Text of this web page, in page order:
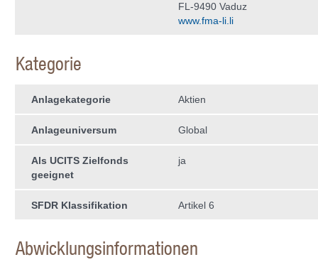
FL-9490 Vaduz
www.fma-li.li
Kategorie
Anlagekategorie Aktien
Anlageuniversum Global
Als UCITS Zielfonds
geeignet
ja
SFDR Klassifikation Artikel 6
Abwicklungsinformationen